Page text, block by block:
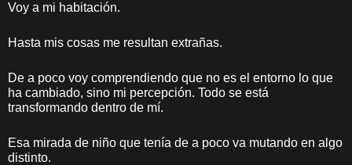
Voy a mi habitación.
Hasta mis cosas me resultan extrañas.
De a poco voy comprendiendo que no es el entorno lo que
ha cambiado, sino mi percepción. Todo se está
transformando dentro de mí.
Esa mirada de niño que tenía de a poco va mutando en algo
distinto.